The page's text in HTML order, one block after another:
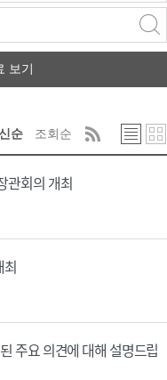
보기
순 조회순
관회의 개최
최
주요 의견에 대해 설명드립